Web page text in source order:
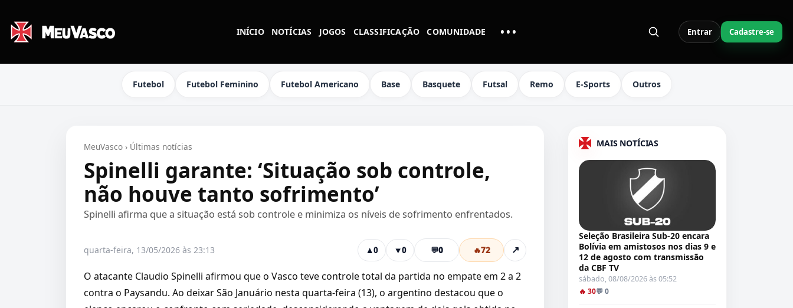
INÍCIO NOTÍCIAS JOGOS CLASSIFICAÇÃO COMUNIDADE •••MAIS LINKS DO MENU Entrar Cadastre-se
Futebol Futebol Feminino Futebol Americano Base Basquete Futsal Remo E-Sports Outros
MeuVasco › Últimas notícias
Spinelli garante: ‘Situação sob controle,
não houve tanto sofrimento’
Spinelli afirma que a situação está sob controle e minimiza os níveis de sofrimento enfrentados.
quarta-feira, 13/05/2026 às 23:13 ▲0 ▼0 💬0 🔥72 ↗
O atacante Claudio Spinelli afirmou que o Vasco teve controle total da partida no empate em 2 a 2
contra o Paysandu. Ao deixar São Januário nesta quarta-feira (13), o argentino destacou que o
MAIS NOTÍCIAS
Seleção Brasileira Sub-20 encara
Bolívia em amistosos nos dias 9 e
12 de agosto com transmissão
da CBF TV
sábado, 08/08/2026 às 05:52
🔥 30💬 0